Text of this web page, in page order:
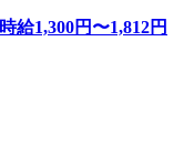
時給1,300円〜1,812円